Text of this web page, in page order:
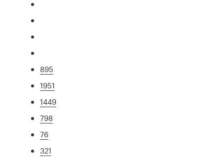
895
1951
1449
798
76
321